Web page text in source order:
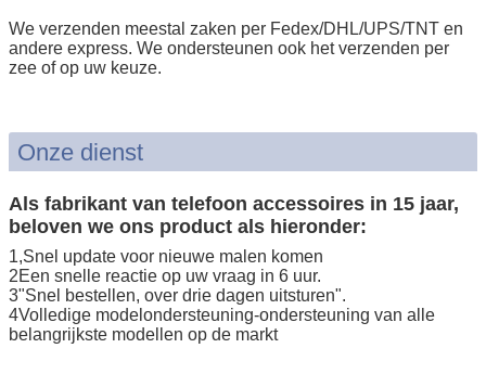
We verzenden meestal zaken per Fedex/DHL/UPS/TNT en
andere express. We ondersteunen ook het verzenden per
zee of op uw keuze.
Onze dienst
Als fabrikant van telefoon accessoires in 15 jaar,
beloven we ons product als hieronder:
1,Snel update voor nieuwe malen komen
2Een snelle reactie op uw vraag in 6 uur.
3"Snel bestellen, over drie dagen uitsturen".
4Volledige modelondersteuning-ondersteuning van alle
belangrijkste modellen op de markt